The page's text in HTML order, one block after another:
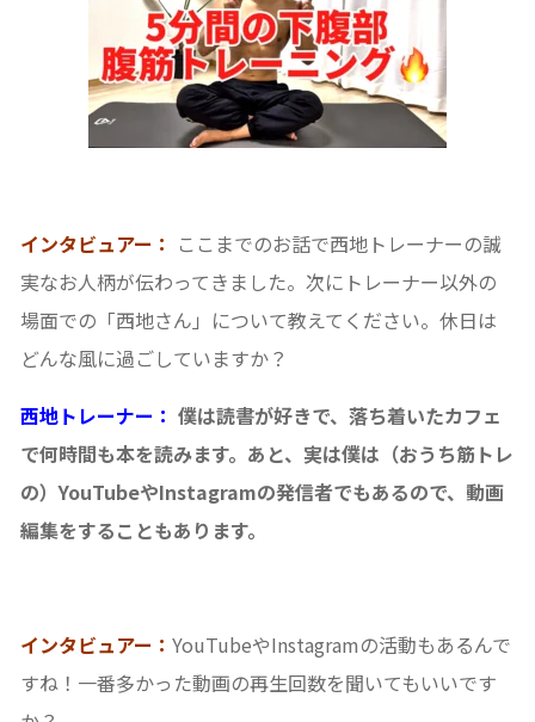
インタビュアー： ここまでのお話で西地トレーナーの誠
実なお人柄が伝わってきました。次にトレーナー以外の
場面での「西地さん」について教えてください。休日は
どんな風に過ごしていますか？
西地トレーナー： 僕は読書が好きで、落ち着いたカフェ
で何時間も本を読みます。あと、実は僕は（おうち筋トレ
の）YouTubeやInstagramの発信者でもあるので、動画
編集をすることもあります。
インタビュアー： YouTubeやInstagramの活動もあるんで
すね！一番多かった動画の再生回数を聞いてもいいです